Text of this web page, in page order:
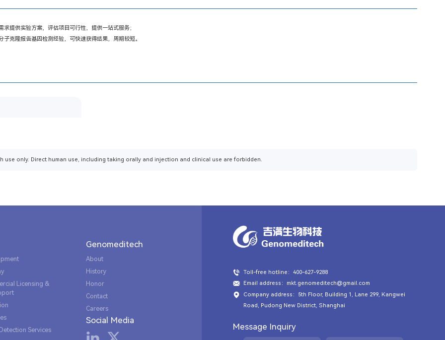
求提供实验方案，评估项目可行性，提供一站式服务；
子克隆报告基因检测经验，可快速获得结果，周期较短。
use only. Direct human use, including taking orally and injection and clinical use are forbidden.
Licensing &
Services
Genomeditech
About
History
Honor
Contact
Careers
Social Media
Toll-free hotline：400-627-9288
Email address：mkt.genomeditech@gmail.com
Company address：5th Floor, Building 1, Lane 299, Kangwei
Road, Pudong New District, Shanghai
Message Inquiry